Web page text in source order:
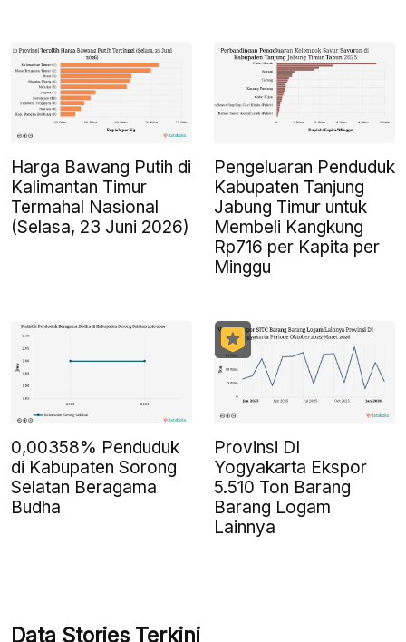
Harga Bawang Putih di
Kalimantan Timur
Termahal Nasional
(Selasa, 23 Juni 2026)
Pengeluaran Penduduk
Kabupaten Tanjung
Jabung Timur untuk
Membeli Kangkung
Rp716 per Kapita per
Minggu
0,00358% Penduduk
di Kabupaten Sorong
Selatan Beragama
Budha
Provinsi DI
Yogyakarta Ekspor
5.510 Ton Barang
Barang Logam
Lainnya
Data Stories Terkini